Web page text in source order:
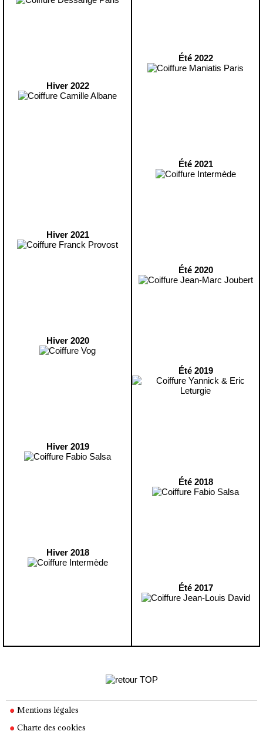
Hiver 2022
Hiver 2021
Hiver 2020
Hiver 2019
Hiver 2018
Été 2022
Été 2021
Été 2020
Été 2019
Été 2018
Été 2017
Mentions légales
Charte des cookies